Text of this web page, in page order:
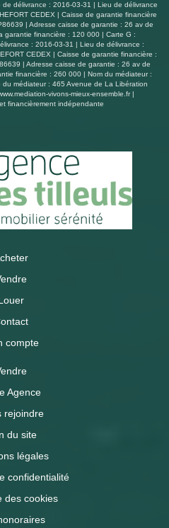
délivrance : 2016-03-31 | Lieu de délivrance
CEDEX | Caisse de garantie financière
| Adresse caisse de garantie : 26 av de
garantie financière : 120 000 | Carte G :
: 2016-03-31 | Lieu de délivrance :
CEDEX | Caisse de garantie financière :
| Adresse caisse de garantie : 26 av de
financière : 260 000 | Nom du médiateur :
du médiateur : 465 Avenue de La Libération
vivons-mieux-ensemble.fr|
financièrement indépendante
compte
Agence
rejoindre
du site
légales
confidentialité
des cookies